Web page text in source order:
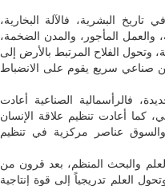
البشرية، فالآلة البخارية،
والعمل المأجور، والمدن الضخمة،
وتحول الفلاح المرتبط بالأرض إلى
صناعي سريع يقوم على الانضباط
فالرأسمالية الصناعية أعادت
كما أعادت تنظيم علاقة الإنسان
والسوق عناصر مركزية في تنظيم
والبحث المنظم، بعد قرون من
العلم تدريجياً إلى قوة إنتاجية